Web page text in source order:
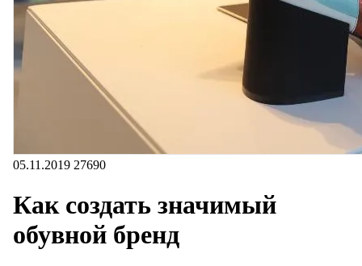
05.11.2019 27690
Как создать значимый
обувной бренд